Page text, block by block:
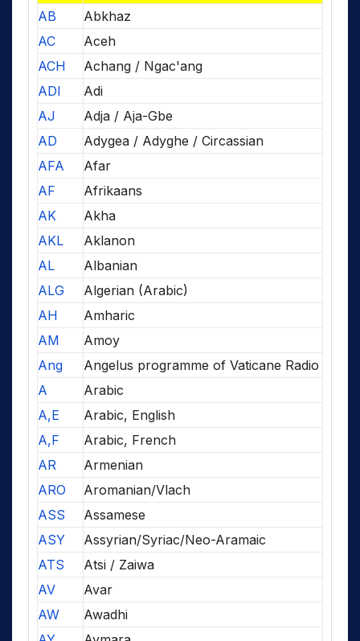
AB
Abkhaz
AC
Aceh
ACH
Achang / Ngac'ang
ADI
Adi
AJ
Adja / Aja-Gbe
AD
Adygea / Adyghe / Circassian
AFA
Afar
AF
Afrikaans
AK
Akha
AKL
Aklanon
AL
Albanian
ALG
Algerian (Arabic)
AH
Amharic
AM
Amoy
Ang
Angelus programme of Vaticane Radio
A
Arabic
A,E
Arabic, English
A,F
Arabic, French
AR
Armenian
ARO
Aromanian/Vlach
ASS
Assamese
ASY
Assyrian/Syriac/Neo-Aramaic
ATS
Atsi / Zaiwa
AV
Avar
AW
Awadhi